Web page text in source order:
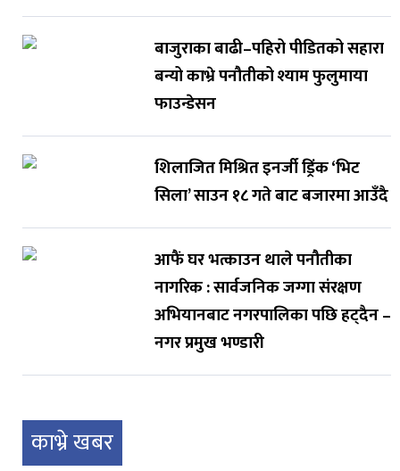
बाजुराका बाढी–पहिरो पीडितको सहारा
बन्यो काभ्रे पनौतीको श्याम फुलुमाया
फाउन्डेसन
शिलाजित मिश्रित इनर्जी ड्रिंक ‘भिट
सिला’ साउन १८ गते बाट बजारमा आउँदै
आफैं घर भत्काउन थाले पनौतीका
नागरिक : सार्वजनिक जग्गा संरक्षण
अभियानबाट नगरपालिका पछि हट्दैन –
नगर प्रमुख भण्डारी
काभ्रे खबर